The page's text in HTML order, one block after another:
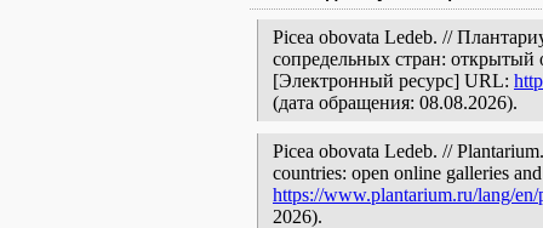
Picea obovata Ledeb. //
сопредельных стран: открытый
[Электронный ресурс] URL:
(дата обращения: 08.08.2026).
Picea obovata Ledeb. //
countries: open online galleries
https://www.plantarium.ru/lang/
2026).